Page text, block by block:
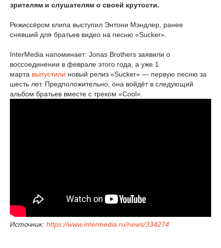
зрителям и слушателям о своей крутости.
Режиссёром клипа выступил Энтони Мэндлер, ранее
снявший для братьев видео на песню «Sucker».
InterMedia напоминает: Jonas Brothers заявили о
воссоединении в феврале этого года, а уже 1
марта выпустили новый релиз «Sucker» — первую песню за
шесть лет. Предположительно, она войдёт в следующий
альбом братьев вместе с треком «Cool».
Источник: https://www.intermedia.ru/news/334274